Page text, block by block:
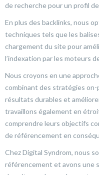
de recherche pour un profil
En plus des backlinks, nous
techniques tels que les
chargement du site pour
l’indexation par les moteurs
Nous croyons en une
combinant des stratégies
résultats durables et
travaillons également en
comprendre leurs objectifs
de référencement en
Chez Digital Syndrom, nous
référencement et avons une